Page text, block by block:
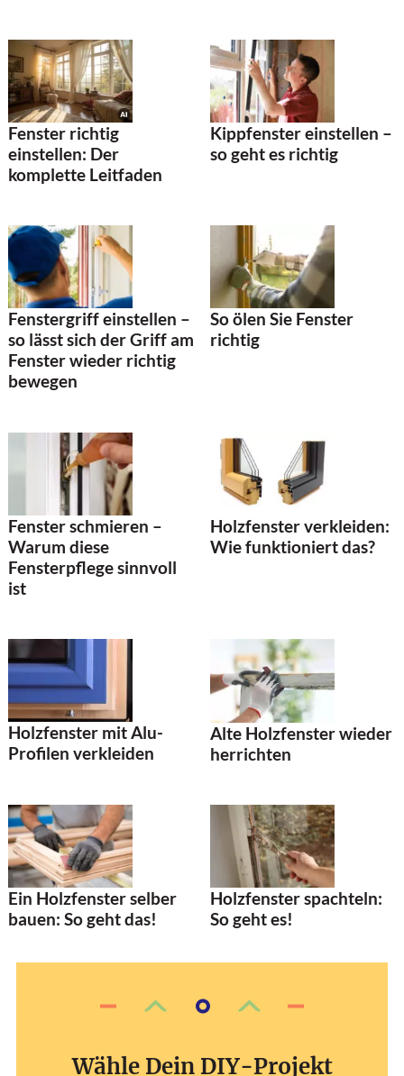
Fenster richtig
einstellen: Der
komplette Leitfaden
Kippfenster einstellen –
so geht es richtig
Fenstergriff einstellen –
so lässt sich der Griff am
Fenster wieder richtig
bewegen
So ölen Sie Fenster
richtig
Fenster schmieren –
Warum diese
Fensterpflege sinnvoll
ist
Holzfenster verkleiden:
Wie funktioniert das?
Holzfenster mit Alu-
Profilen verkleiden
Alte Holzfenster wieder
herrichten
Ein Holzfenster selber
bauen: So geht das!
Holzfenster spachteln:
So geht es!
Wähle Dein DIY-Projekt